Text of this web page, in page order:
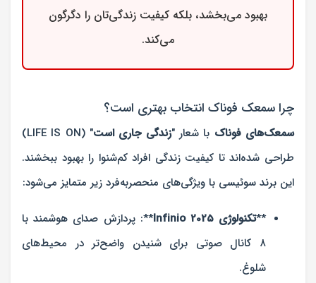
بهبود می‌بخشد، بلکه کیفیت زندگی‌تان را دگرگون
می‌کند.
چرا سمعک فوناک انتخاب بهتری است؟
سمعک‌های فوناک با شعار "زندگی جاری است
" (LIFE IS ON)
طراحی شده‌اند تا کیفیت زندگی افراد کم‌شنوا را بهبود ببخشند.
این برند سوئیسی با ویژگی‌های منحصربه‌فرد زیر متمایز می‌شود:
**تکنولوژی Infinio 2025
**: پردازش صدای هوشمند با
۸ کانال صوتی برای شنیدن واضح‌تر در محیط‌های
شلوغ.